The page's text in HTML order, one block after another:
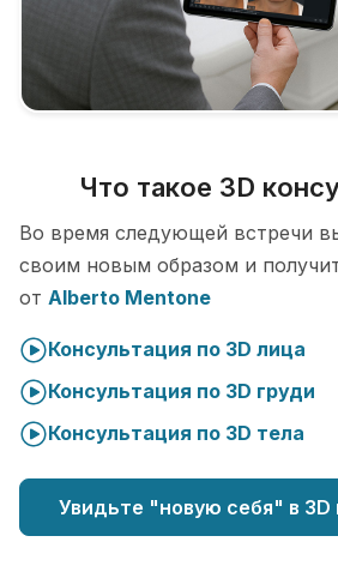
Что такое 3D
Во время следующей встречи
своим новым образом и
от Alberto Mentone
Консультация по 3D лица
Консультация по 3D груди
Консультация по 3D тела
Увидьте "новую себя" в 3D